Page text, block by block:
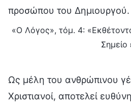
προσώπου του Δημιουργού.
«Ο Λόγος», τόμ. 4:
Ως μέλη του ανθρώπινου
Χριστιανοί, αποτελεί